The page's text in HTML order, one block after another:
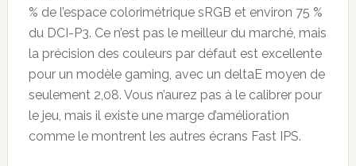
% de l’espace colorimétrique sRGB et environ 75 %
du DCI-P3. Ce n’est pas le meilleur du marché, mais
la précision des couleurs par défaut est excellente
pour un modèle gaming, avec un deltaE moyen de
seulement 2,08. Vous n’aurez pas à le calibrer pour
le jeu, mais il existe une marge d’amélioration
comme le montrent les autres écrans Fast IPS.